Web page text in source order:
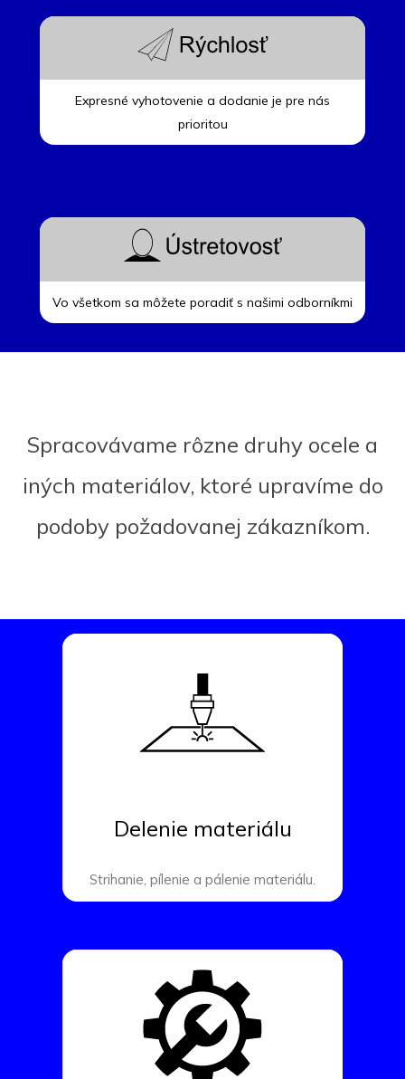
Expresné vyhotovenie a dodanie je pre nás
prioritou
Vo všetkom sa môžete poradiť s našimi odborníkmi
Spracovávame rôzne druhy ocele a
iných materiálov, ktoré upravíme do
podoby požadovanej zákazníkom.
Delenie materiálu
Strihanie, pílenie a pálenie materiálu.